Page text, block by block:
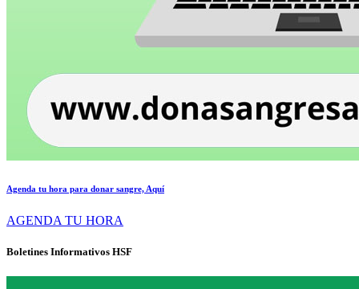
Agenda tu hora para donar sangre, Aquí
AGENDA TU HORA
Boletines Informativos HSF